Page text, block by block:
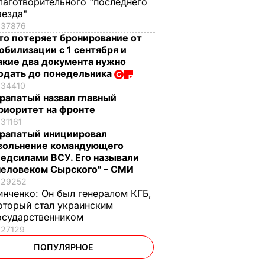
37876
потеряет бронирование от
с 1 сентября и
два документа нужно
до понедельника
34410
назвал главный
на фронте
31161
инициировал
командующего
ВСУ. Его называли
Сырского" – СМИ
29252
Он был генералом КГБ,
стал украинским
27129
ПОПУЛЯРНОЕ